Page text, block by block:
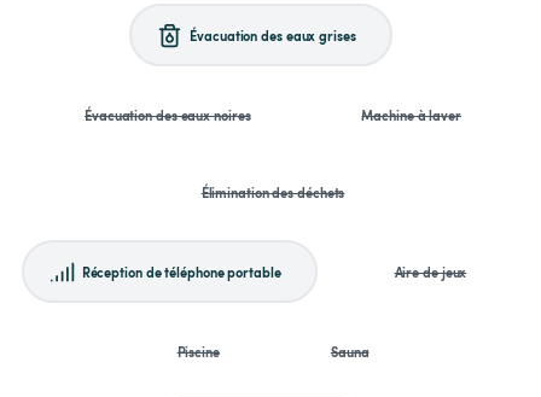
Évacuation des eaux grises
Évacuation des eaux noires Machine à laver
Élimination des déchets
Réception de téléphone portable Aire de jeux
Piscine Sauna